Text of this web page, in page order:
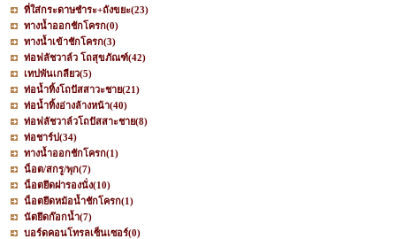
ที่ใส่กระดาษชำระ+ถังขยะ(23)
ทางน้ำออกชักโครก(0)
ทางน้ำเข้าชักโครก(3)
ท่อฟลัชวาล์ว โถสุขภัณฑ์(42)
เทปพันเกลียว(5)
ท่อน้ำทิ้งโถปัสสาวะชาย(21)
ท่อน้ำทิ้งอ่างล้างหน้า(40)
ท่อฟลัชวาล์วโถปัสสาะชาย(8)
ท่อชาร์ป(34)
ทางน้ำออกชักโครก(1)
น็อต/สกรู/พุก(7)
น็อตยึดฝารองนั่ง(10)
น็อตยึดหม้อน้ำชักโครก(1)
นัตยึดก๊อกน้ำ(7)
บอร์ดคอนโทรลเซ็นเซอร์(0)